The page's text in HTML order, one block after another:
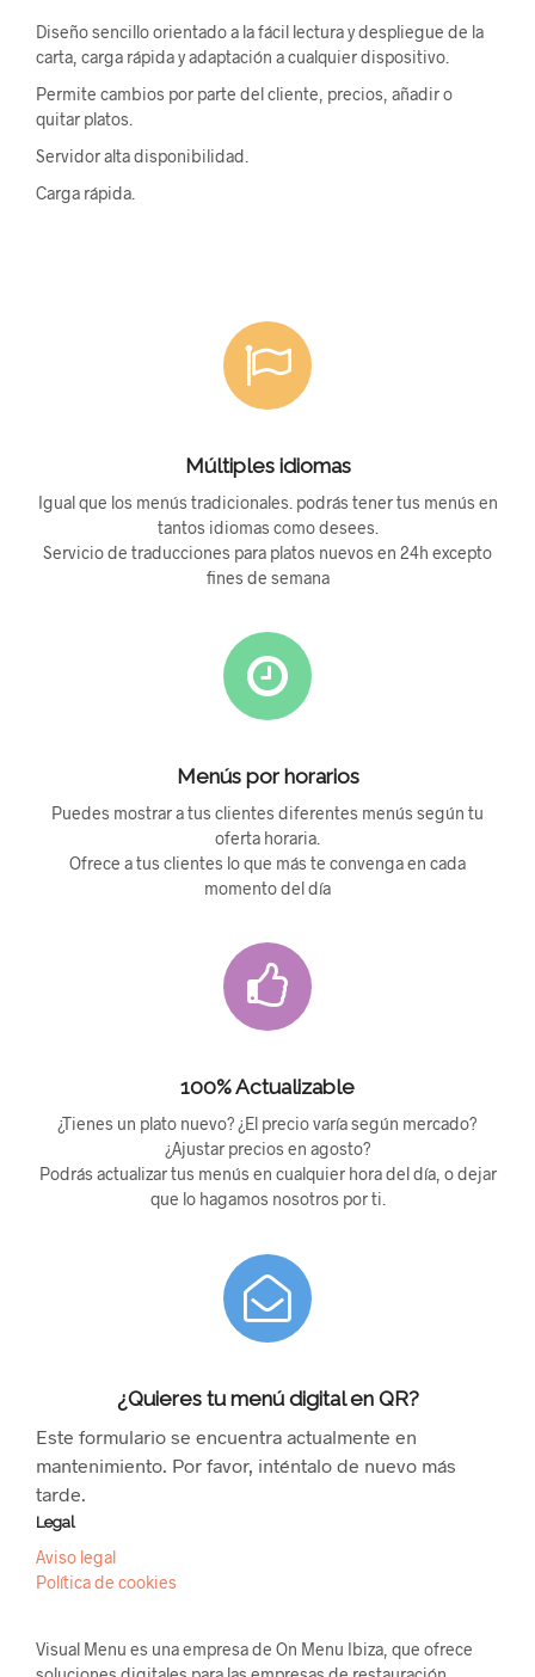
Diseño sencillo orientado a la fácil lectura y despliegue de la
carta, carga rápida y adaptación a cualquier dispositivo.
Permite cambios por parte del cliente, precios, añadir o
quitar platos.
Servidor alta disponibilidad.
Carga rápida.
Múltiples idiomas
Igual que los menús tradicionales. podrás tener tus menús en
tantos idiomas como desees.
Servicio de traducciones para platos nuevos en 24h excepto
fines de semana
Menús por horarios
Puedes mostrar a tus clientes diferentes menús según tu
oferta horaria.
Ofrece a tus clientes lo que más te convenga en cada
momento del día
100% Actualizable
¿Tienes un plato nuevo? ¿El precio varía según mercado?
¿Ajustar precios en agosto?
Podrás actualizar tus menús en cualquier hora del día, o dejar
que lo hagamos nosotros por ti.
¿Quieres tu menú digital en QR?
Este formulario se encuentra actualmente en
mantenimiento. Por favor, inténtalo de nuevo más
tarde.
Legal
Aviso legal
Política de cookies
Visual Menu es una empresa de On Menu Ibiza, que ofrece